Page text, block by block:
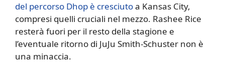
del percorso Dhop è cresciutoa Kansas City,
compresi quelli cruciali nel mezzo. Rashee Rice
resterà fuori per il resto della stagione e
l’eventuale ritorno di JuJu Smith-Schuster non è
una minaccia.